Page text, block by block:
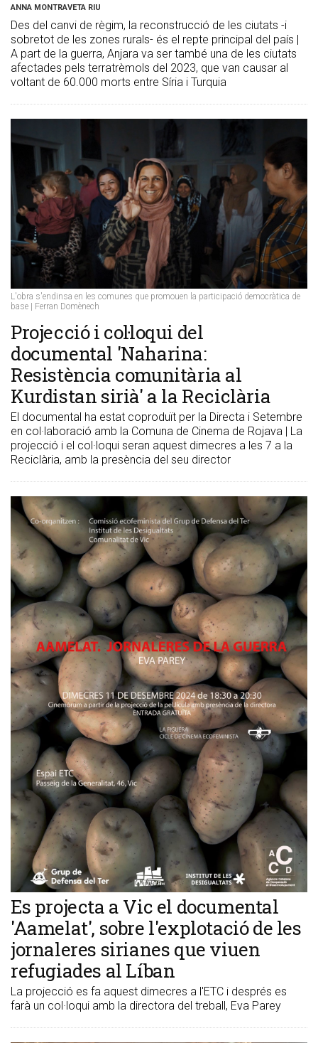
ANNA MONTRAVETA RIU
Des del canvi de règim, la reconstrucció de les ciutats -i
sobretot de les zones rurals- és el repte principal del país |
A part de la guerra, Anjara va ser també una de les ciutats
afectades pels terratrèmols del 2023, que van causar al
voltant de 60.000 morts entre Síria i Turquia
L'obra s'endinsa en les comunes que promouen la participació democràtica de
base | Ferran Domènech
Projecció i col·loqui del
documental 'Naharina:
Resistència comunitària al
Kurdistan sirià' a la Reciclària
El documental ha estat coproduït per la Directa i Setembre
en col·laboració amb la Comuna de Cinema de Rojava | La
projecció i el col·loqui seran aquest dimecres a les 7 a la
Reciclària, amb la presència del seu director
Es projecta a Vic el documental
'Aamelat', sobre l'explotació de les
jornaleres sirianes que viuen
refugiades al Líban
La projecció es fa aquest dimecres a l'ETC i després es
farà un col·loqui amb la directora del treball, Eva Parey